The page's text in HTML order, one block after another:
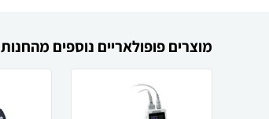
מוצרים פופולאריים נוספים מהחנות